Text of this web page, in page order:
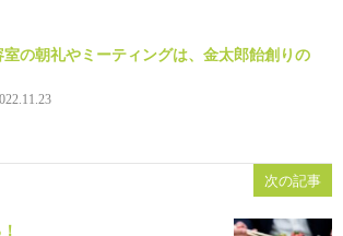
室の朝礼やミーティングは、金太郎飴創りの
次の記事